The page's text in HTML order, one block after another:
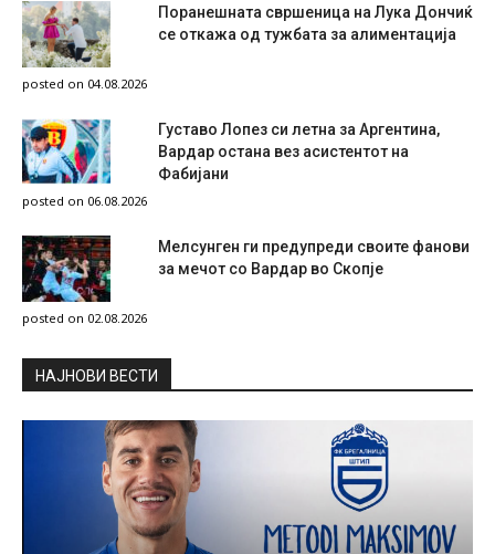
Поранешната свршеница на Лука Дончиќ
се откажа од тужбата за алиментација
posted on 04.08.2026
Густаво Лопез си летна за Аргентина,
Вардар остана вез асистентот на
Фабијани
posted on 06.08.2026
Мелсунген ги предупреди своите фанови
за мечот со Вардар во Скопје
posted on 02.08.2026
НAЈНОВИ ВЕСТИ